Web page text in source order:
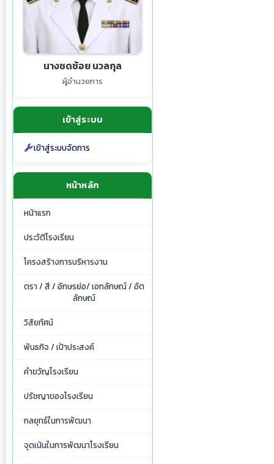
นางชดช้อย นวลกุล
ผู้อำนวยการ
เข้าสู่ระบบ
เข้าสู่ระบบจัดการ
หน้าหลัก
หน้าแรก
ประวัติโรงเรียน
โครงสร้างการบริหารงาน
ตรา / สี / อักษรย่อ/ เอกลักษณ์ / อัต
ลักษณ์
วิสัยทัศน์
พันธกิจ / เป้าประสงค์
คำขวัญโรงเรียน
ปรัชญาของโรงเรียน
กลยุทธ์ในการพัฒนา
จุดเน้นในการพัฒนาโรงเรียน